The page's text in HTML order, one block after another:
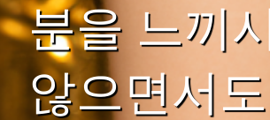
분을 느끼
않으면서